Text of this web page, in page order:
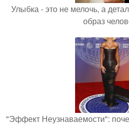
Улыбка - это не мелочь, а
образ
"Эффект Неузнаваемости":